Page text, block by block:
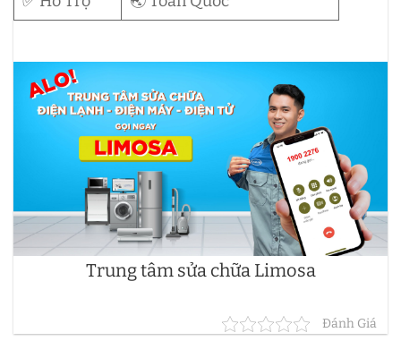
Trung tâm sửa chữa Limosa
Đánh Giá